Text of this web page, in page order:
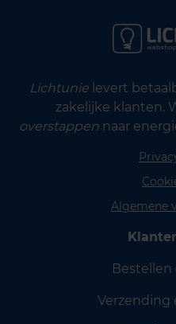
Lichtunielevert
zakelijke klanten.
overstappen naar
Algemene
Bestellen
Verzending